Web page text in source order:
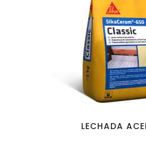
favorite_border
LECHADA